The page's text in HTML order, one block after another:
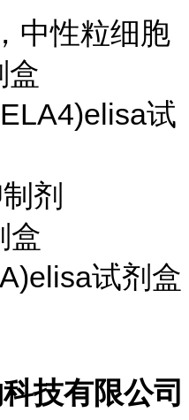
中性粒细胞
盒
试
剂
盒
试剂盒
技有限公司